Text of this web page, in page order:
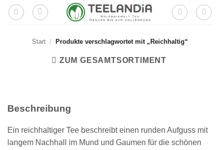
Zum
Inhalt
Start / Produkte verschlagwortet mit „Reichhaltig“
ZUM GESAMTSORTIMENT
Beschreibung
Ein reichhaltiger Tee beschreibt einen runden Aufguss mit
langem Nachhall im Mund und Gaumen für die schönen